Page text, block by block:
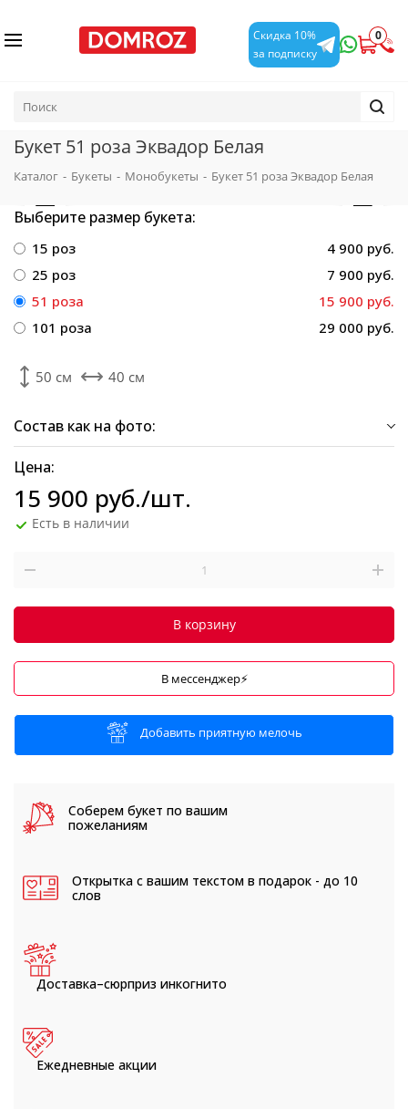
Скидка 10%
за подписку
0
Букет 51 роза Эквадор Белая
Каталог - Букеты - Монобукеты - Букет 51 роза Эквадор Белая
Выберите размер букета:
15 роз
4 900 руб.
25 роз
7 900 руб.
51 роза
15 900 руб.
101 роза
29 000 руб.
50 см 40 см
Состав как на фото:
Цена:
15 900 руб./шт.
Есть в наличии
В корзину
В мессенджер⚡
Добавить приятную мелочь
Соберем букет по вашим
пожеланиям
Открытка с вашим текстом в подарок - до 10
слов
Доставка–сюрприз инкогнито
Ежедневные акции